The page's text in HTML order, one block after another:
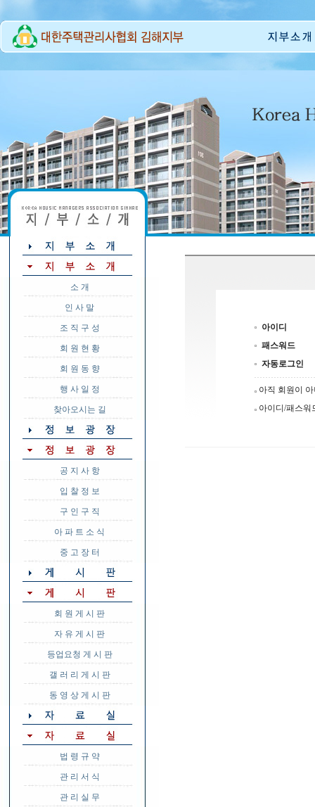
소 개
인 사 말
조 직 구 성
회 원 현 황
회 원 동 향
행 사 일 정
찾아오시는 길
공 지 사 항
입 찰 정 보
구 인 구 직
아 파 트 소 식
중 고 장 터
회 원 게 시 판
자 유 게 시 판
등업요청 게 시 판
갤 러 리 게 시 판
동 영 상 게 시 판
법 령 규 약
관 리 서 식
관 리 실 무
아이디
패스워드
자동로그인
아직 회원이
아이디/패스